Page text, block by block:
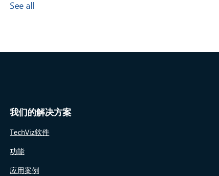
See all
我们的解决方案
TechViz软件
功能
应用案例